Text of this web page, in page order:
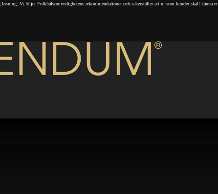
Vi följer Folkhälsomyndighetens rekommendationer och säkerställer att ni som kunder skall känna er